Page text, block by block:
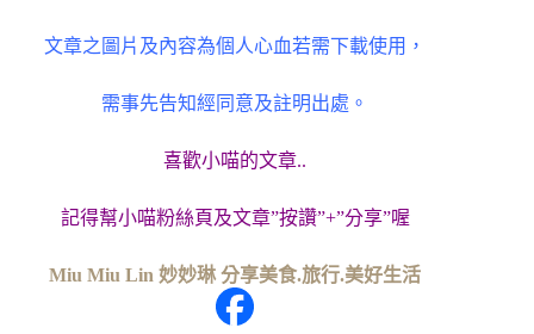
文章之圖片及內容為個人心血若需下載使用，
需事先告知經同意及註明出處。
喜歡小喵的文章..
記得幫小喵粉絲頁及文章”按讚”+”分享”喔
Miu Miu Lin 妙妙琳 分享美食.旅行.美好生活